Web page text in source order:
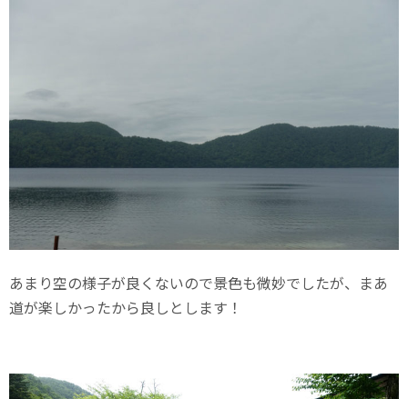
あまり空の様子が良くないので景色も微妙でしたが、まあ
道が楽しかったから良しとします！